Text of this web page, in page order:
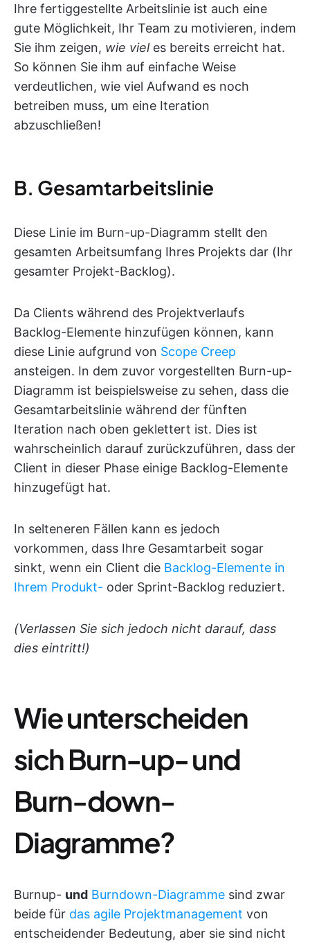
Ihre fertiggestellte Arbeitslinie ist auch eine
gute Möglichkeit, Ihr Team zu motivieren, indem
Sie ihm zeigen, wie vieles bereits erreicht hat.
So können Sie ihm auf einfache Weise
verdeutlichen, wie viel Aufwand es noch
betreiben muss, um eine Iteration
abzuschließen!
B. Gesamtarbeitslinie
Diese Linie im Burn-up-Diagramm stellt den
gesamten Arbeitsumfang Ihres Projekts dar (Ihr
gesamter Projekt-Backlog).
Da Clients während des Projektverlaufs
Backlog-Elemente hinzufügen können, kann
diese Linie aufgrund von Scope Creep
ansteigen. In dem zuvor vorgestellten Burn-up-
Diagramm ist beispielsweise zu sehen, dass die
Gesamtarbeitslinie während der fünften
Iteration nach oben geklettert ist. Dies ist
wahrscheinlich darauf zurückzuführen, dass der
Client in dieser Phase einige Backlog-Elemente
hinzugefügt hat.
In selteneren Fällen kann es jedoch
vorkommen, dass Ihre Gesamtarbeit sogar
sinkt, wenn ein Client die Backlog-Elemente in
Ihrem Produkt- oder Sprint-Backlog reduziert.
(Verlassen Sie sich jedoch nicht darauf, dass
dies eintritt!)
Wie unterscheiden
sich Burn-up- und
Burn-down-
Diagramme?
Burnup- und Burndown-Diagramme sind zwar
beide für das agile Projektmanagement von
entscheidender Bedeutung, aber sie sind nicht